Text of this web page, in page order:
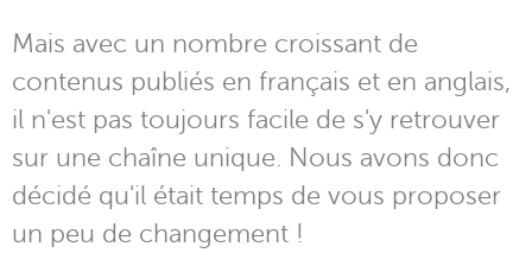
Mais avec un nombre croissant de
contenus publiés en français et en anglais,
il n'est pas toujours facile de s'y retrouver
sur une chaîne unique. Nous avons donc
décidé qu'il était temps de vous proposer
un peu de changement !